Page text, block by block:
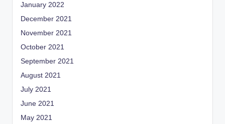
January 2022
December 2021
November 2021
October 2021
September 2021
August 2021
July 2021
June 2021
May 2021